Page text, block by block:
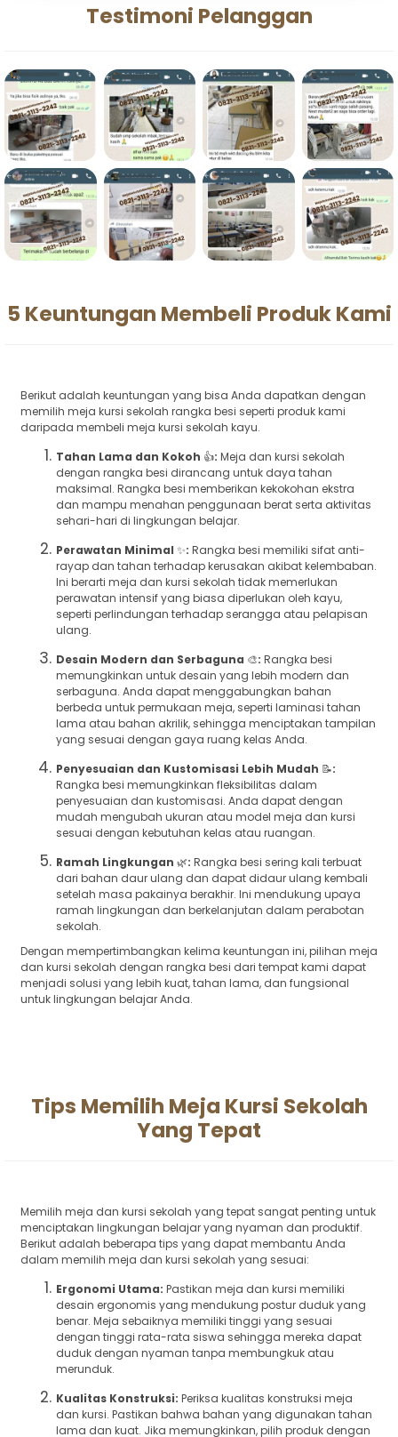
Testimoni Pelanggan
5 Keuntungan Membeli Produk Kami
Berikut adalah keuntungan yang bisa Anda dapatkan dengan
memilih meja kursi sekolah rangka besi seperti produk kami
daripada membeli meja kursi sekolah kayu.
Tahan Lama dan Kokoh 👍: Meja dan kursi sekolah
dengan rangka besi dirancang untuk daya tahan
maksimal. Rangka besi memberikan kekokohan ekstra
dan mampu menahan penggunaan berat serta aktivitas
sehari-hari di lingkungan belajar.
Perawatan Minimal ✨: Rangka besi memiliki sifat anti-
rayap dan tahan terhadap kerusakan akibat kelembaban.
Ini berarti meja dan kursi sekolah tidak memerlukan
perawatan intensif yang biasa diperlukan oleh kayu,
seperti perlindungan terhadap serangga atau pelapisan
ulang.
Desain Modern dan Serbaguna 🎨: Rangka besi
memungkinkan untuk desain yang lebih modern dan
serbaguna. Anda dapat menggabungkan bahan
berbeda untuk permukaan meja, seperti laminasi tahan
lama atau bahan akrilik, sehingga menciptakan tampilan
yang sesuai dengan gaya ruang kelas Anda.
Penyesuaian dan Kustomisasi Lebih Mudah 📝:
Rangka besi memungkinkan fleksibilitas dalam
penyesuaian dan kustomisasi. Anda dapat dengan
mudah mengubah ukuran atau model meja dan kursi
sesuai dengan kebutuhan kelas atau ruangan.
Ramah Lingkungan 🌿: Rangka besi sering kali terbuat
dari bahan daur ulang dan dapat didaur ulang kembali
setelah masa pakainya berakhir. Ini mendukung upaya
ramah lingkungan dan berkelanjutan dalam perabotan
sekolah.
Dengan mempertimbangkan kelima keuntungan ini, pilihan meja
dan kursi sekolah dengan rangka besi dari tempat kami dapat
menjadi solusi yang lebih kuat, tahan lama, dan fungsional
untuk lingkungan belajar Anda.
Tips Memilih Meja Kursi Sekolah
Yang Tepat
Memilih meja dan kursi sekolah yang tepat sangat penting untuk
menciptakan lingkungan belajar yang nyaman dan produktif.
Berikut adalah beberapa tips yang dapat membantu Anda
dalam memilih meja dan kursi sekolah yang sesuai:
Ergonomi Utama: Pastikan meja dan kursi memiliki
desain ergonomis yang mendukung postur duduk yang
benar. Meja sebaiknya memiliki tinggi yang sesuai
dengan tinggi rata-rata siswa sehingga mereka dapat
duduk dengan nyaman tanpa membungkuk atau
merunduk.
Kualitas Konstruksi: Periksa kualitas konstruksi meja
dan kursi. Pastikan bahwa bahan yang digunakan tahan
lama dan kuat. Jika memungkinkan, pilih produk dengan